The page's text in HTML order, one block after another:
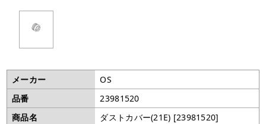
メーカー
OS
品番
23981520
商品名
ダストカバー(21E) [23981520]